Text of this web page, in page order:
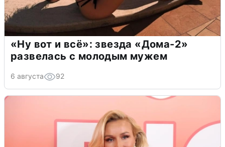
«Ну вот и всё»: звезда «Дома-2»
развелась с молодым мужем
6 августа 92